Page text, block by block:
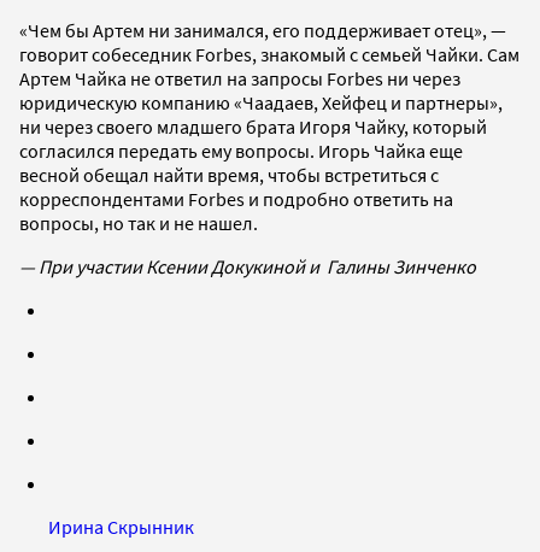
«Чем бы Артем ни занимался, его поддерживает отец», —
говорит собеседник Forbes, знакомый с семьей Чайки. Сам
Артем Чайка не ответил на запросы Forbes ни через
юридическую компанию «Чаадаев, Хейфец и партнеры»,
ни через своего младшего брата Игоря Чайку, который
согласился передать ему вопросы. Игорь Чайка еще
весной обещал найти время, чтобы встретиться с
корреспондентами Forbes и подробно ответить на
вопросы, но так и не нашел.
— При участии Ксении Докукиной и Галины Зинченко
Ирина Скрынник